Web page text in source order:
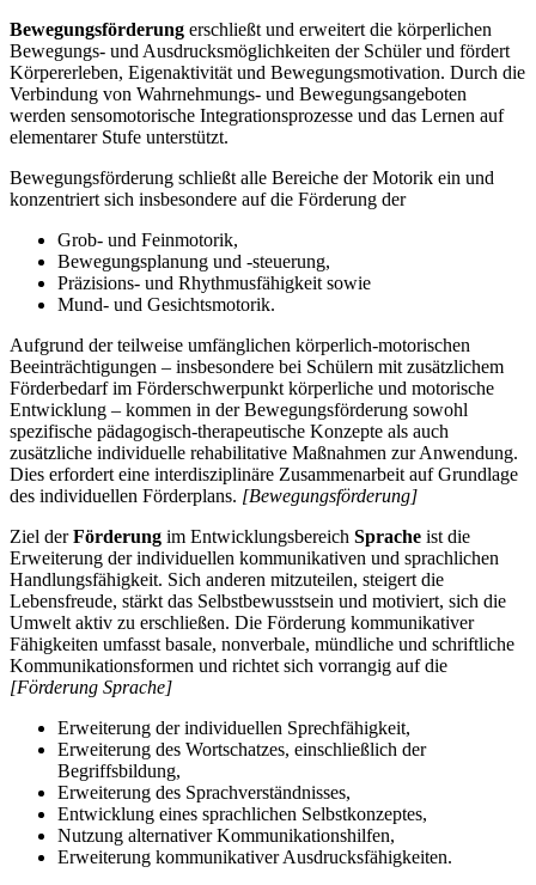
Bewegungsförderung erschließt und erweitert die körperlichen
Bewegungs- und Ausdrucksmöglichkeiten der Schüler und fördert
Körpererleben, Eigenaktivität und Bewegungsmotivation. Durch die
Verbindung von Wahrnehmungs- und Bewegungsangeboten
werden sensomotorische Integrationsprozesse und das Lernen auf
elementarer Stufe unterstützt.
Bewegungsförderung schließt alle Bereiche der Motorik ein und
konzentriert sich insbesondere auf die Förderung der
Grob- und Feinmotorik,
Bewegungsplanung und -steuerung,
Präzisions- und Rhythmusfähigkeit sowie
Mund- und Gesichtsmotorik.
Aufgrund der teilweise umfänglichen körperlich-motorischen
Beeinträchtigungen – insbesondere bei Schülern mit zusätzlichem
Förderbedarf im Förderschwerpunkt körperliche und motorische
Entwicklung – kommen in der Bewegungsförderung sowohl
spezifische pädagogisch-therapeutische Konzepte als auch
zusätzliche individuelle rehabilitative Maßnahmen zur Anwendung.
Dies erfordert eine interdisziplinäre Zusammenarbeit auf Grundlage
des individuellen Förderplans. [Bewegungsförderung]
Ziel derFörderung im Entwicklungsbereich Sprache ist die
Erweiterung der individuellen kommunikativen und sprachlichen
Handlungsfähigkeit. Sich anderen mitzuteilen, steigert die
Lebensfreude, stärkt das Selbstbewusstsein und motiviert, sich die
Umwelt aktiv zu erschließen. Die Förderung kommunikativer
Fähigkeiten umfasst basale, nonverbale, mündliche und schriftliche
Kommunikationsformen und richtet sich vorrangig auf die
[Förderung Sprache]
Erweiterung der individuellen Sprechfähigkeit,
Erweiterung des Wortschatzes, einschließlich der
Begriffsbildung,
Erweiterung des Sprachverständnisses,
Entwicklung eines sprachlichen Selbstkonzeptes,
Nutzung alternativer Kommunikationshilfen,
Erweiterung kommunikativer Ausdrucksfähigkeiten.